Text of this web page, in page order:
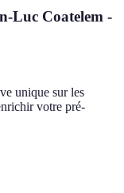
Luc Coatelem -
unique sur les
votre pré-